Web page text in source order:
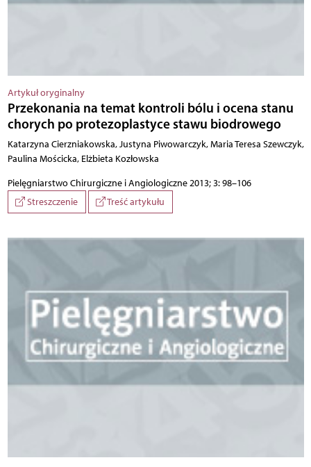
Artykuł oryginalny
Przekonania na temat kontroli bólu i ocena stanu
chorych po protezoplastyce stawu biodrowego
Katarzyna Cierzniakowska, Justyna Piwowarczyk, Maria Teresa Szewczyk,
Paulina Mościcka, Elżbieta Kozłowska
Pielęgniarstwo Chirurgiczne i Angiologiczne 2013; 3: 98–106
Streszczenie
Treść artykułu